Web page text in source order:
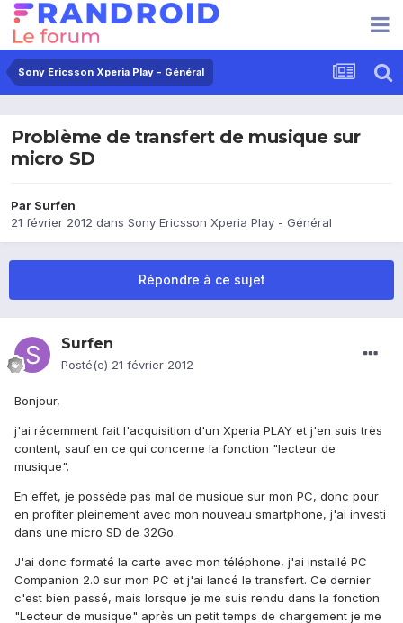
Sony Ericsson Xperia Play - Général
Problème de transfert de musique sur
micro SD
Par Surfen
21 février 2012 dans Sony Ericsson Xperia Play - Général
Répondre à ce sujet
Surfen
Posté(e) 21 février 2012
Bonjour,
j'ai récemment fait l'acquisition d'un Xperia PLAY et j'en suis très
content, sauf en ce qui concerne la fonction "lecteur de
musique".
En effet, je possède pas mal de musique sur mon PC, donc pour
en profiter pleinement avec mon nouveau smartphone, j'ai investi
dans une micro SD de 32Go.
J'ai donc formaté la carte avec mon téléphone, j'ai installé PC
Companion 2.0 sur mon PC et j'ai lancé le transfert. Ce dernier
c'est bien passé, mais lorsque je me suis rendu dans la fonction
"Lecteur de musique" après un petit temps de chargement je me